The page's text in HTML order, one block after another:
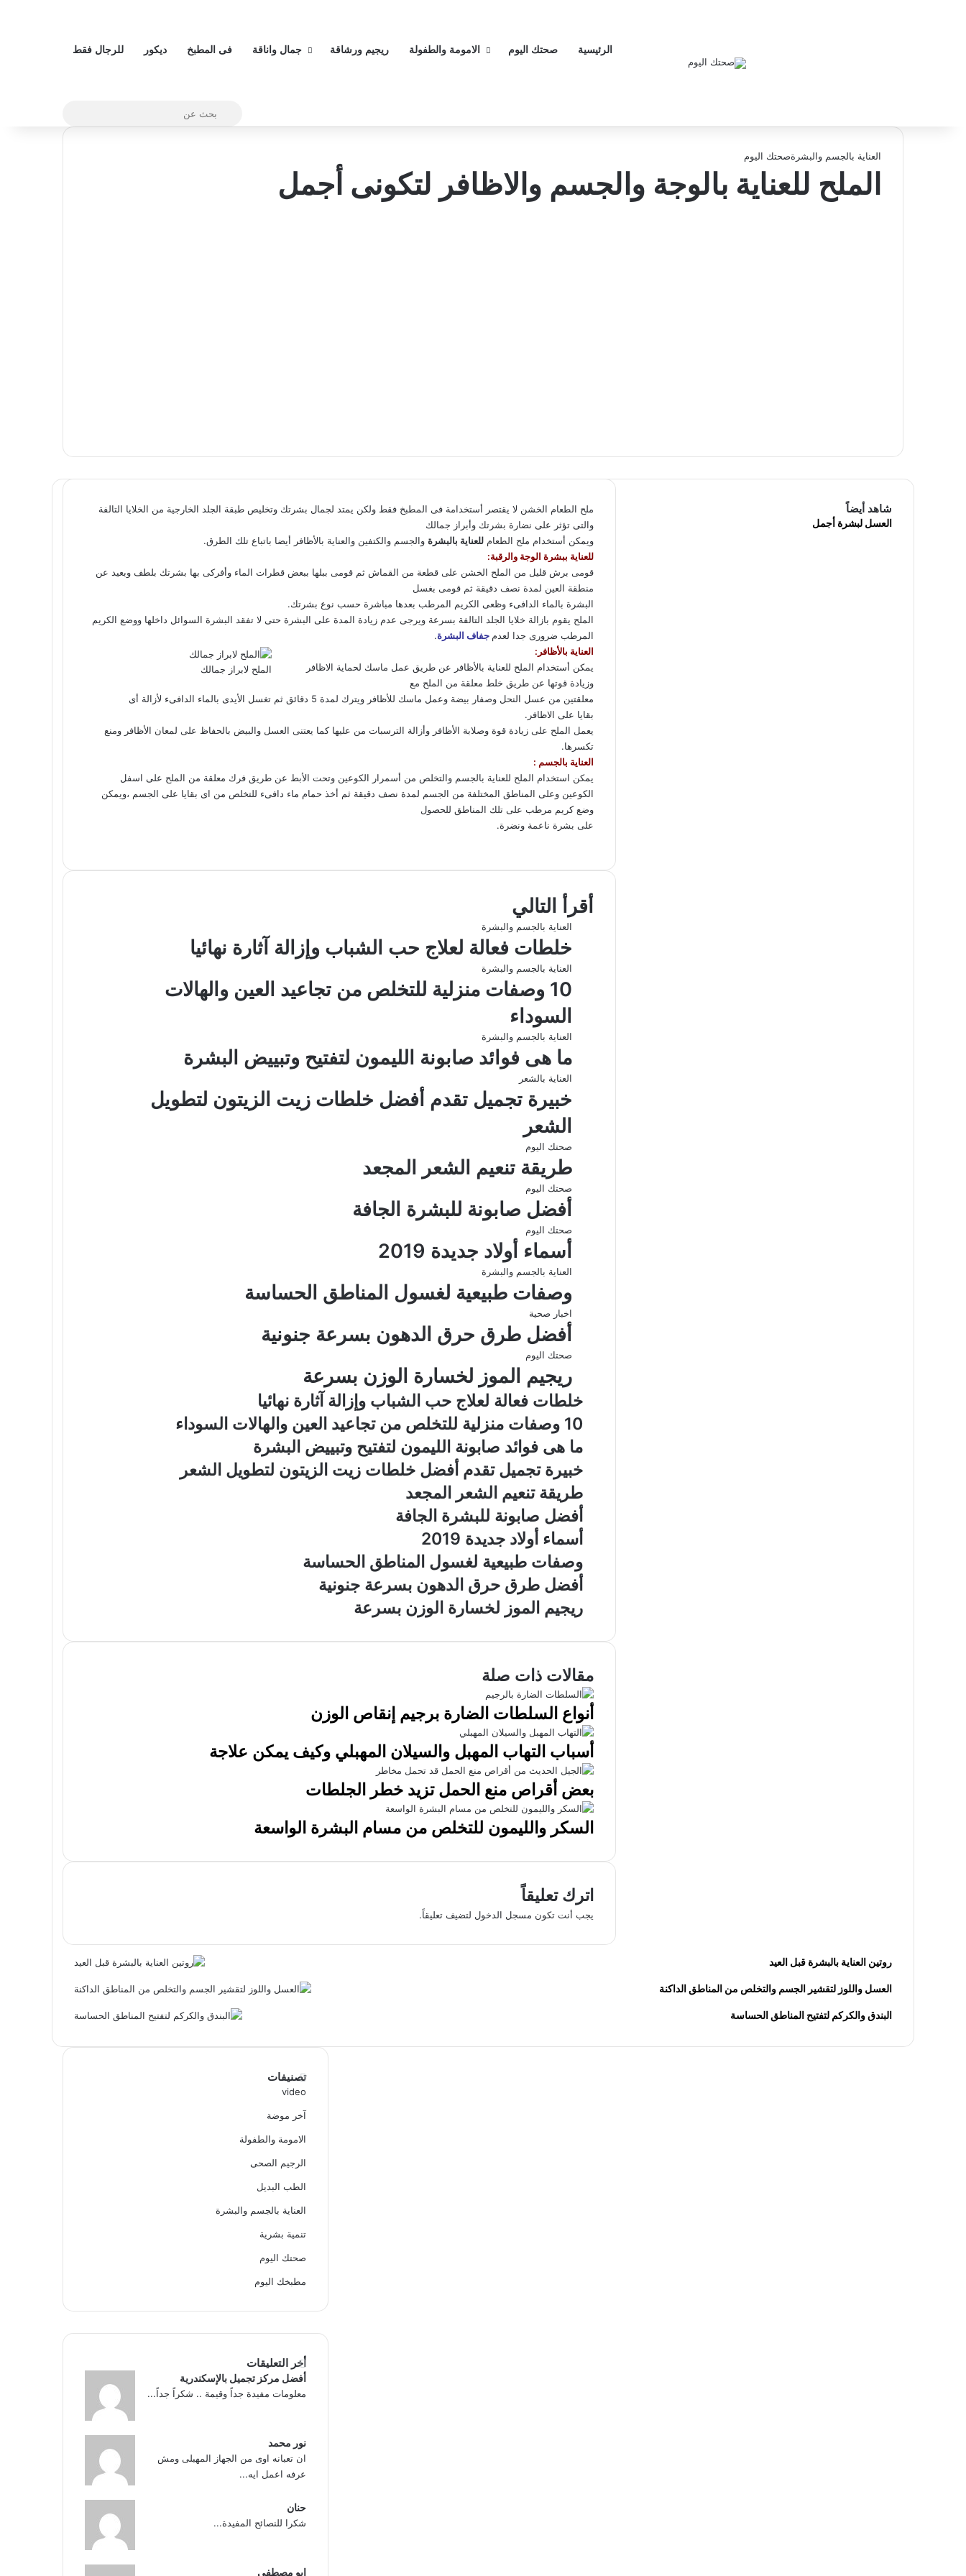
الرئيسية صحتك اليوم الامومة والطفولة ريجيم ورشاقة جمال واناقة فى المطبخ ديكور للرجال فقط
بحث
العناية بالجسم والبشرةصحتك اليوم
الملح للعناية بالوجة والجسم والاظافر لتكونى أجمل
ملح الطعام الخشن لا يقتصر أستخدامة فى المطبخ فقط ولكن يمتد لجمال بشرتك وتخليص طبقة الجلد الخارجية من الخلايا التالفة
والتى تؤثر على نضارة بشرتك وأبراز جمالك
ويمكن أستخدام ملح الطعام للعناية بالبشرة والجسم والكتفين والعناية بالأظافر أيضا باتباع تلك الطرق.
للعناية ببشرة الوجة والرقبة:
قومى برش قليل من الملح الخشن على قطعة من القماش ثم قومى ببلها ببعض قطرات الماء وأفركى بها بشرتك بلطف وبعيد عن
منطقة العين لمدة نصف دقيقة ثم قومى بغسل
البشرة بالماء الدافىء وظعى الكريم المرطب بعدها مباشرة حسب نوع بشرتك.
الملح يقوم بازالة خلايا الجلد التالفة بسرعة ويرجى عدم زيادة المدة على البشرة حتى لا تفقد البشرة السوائل داخلها ووضع الكريم
المرطب ضرورى جدا لعدم جفاف البشرة.
الملح لابراز جمالك
العناية بالأظافر:
يمكن أستخدام الملح للعناية بالأظافر عن طريق عمل ماسك لحماية الاظافر
وزيادة قوتها عن طريق خلط معلقة من الملح مع
معلقتين من عسل النحل وصفار بيضة وعمل ماسك للأظافر ويترك لمدة 5 دقائق ثم تغسل الأيدى بالماء الدافىء لأزالة أى
بقايا على الاظافر.
يعمل الملح على زيادة قوة وصلابة الأظافر وأزالة الترسبات من عليها كما يعتنى العسل والبيض بالحفاظ على لمعان الأظافر ومنع
تكسرها.
العناية بالجسم :
يمكن استخدام الملح للعناية بالجسم والتخلص من أسمرار الكوعين وتحت الأبط عن طريق فرك معلقة من الملح على اسفل
الكوعين وعلى المناطق المختلفة من الجسم لمدة نصف دقيقة ثم أخذ حمام ماء دافىء للتخلص من اى بقايا على الجسم ،ويمكن
وضع كريم مرطب على تلك المناطق للحصول
على بشرة ناعمة ونضرة.
س
و
ك
ن
د
إ
ت
ا
ب
ل
ا
ا
ة
ع
ا
أقرأ التالي
العناية بالجسم والبشرة
خلطات فعالة لعلاج حب الشباب وإزالة آثارة نهائيا
العناية بالجسم والبشرة
10 وصفات منزلية للتخلص من تجاعيد العين والهالات
السوداء
العناية بالجسم والبشرة
ما هى فوائد صابونة الليمون لتفتيح وتبييض البشرة
العناية بالشعر
خبيرة تجميل تقدم أفضل خلطات زيت الزيتون لتطويل
الشعر
صحتك اليوم
طريقة تنعيم الشعر المجعد
صحتك اليوم
أفضل صابونة للبشرة الجافة
صحتك اليوم
أسماء أولاد جديدة 2019
العناية بالجسم والبشرة
وصفات طبيعية لغسول المناطق الحساسة
اخبار صحية
أفضل طرق حرق الدهون بسرعة جنونية
صحتك اليوم
ريجيم الموز لخسارة الوزن بسرعة
خلطات فعالة لعلاج حب الشباب وإزالة آثارة نهائيا
10 وصفات منزلية للتخلص من تجاعيد العين والهالات السوداء
ما هى فوائد صابونة الليمون لتفتيح وتبييض البشرة
خبيرة تجميل تقدم أفضل خلطات زيت الزيتون لتطويل الشعر
طريقة تنعيم الشعر المجعد
أفضل صابونة للبشرة الجافة
أسماء أولاد جديدة 2019
وصفات طبيعية لغسول المناطق الحساسة
أفضل طرق حرق الدهون بسرعة جنونية
ريجيم الموز لخسارة الوزن بسرعة
مقالات ذات صلة
أنواع السلطات الضارة برجيم إنقاص الوزن
أسباب التهاب المهبل والسيلان المهبلي وكيف يمكن علاجة
بعض أقراص منع الحمل تزيد خطر الجلطات
السكر والليمون للتخلص من مسام البشرة الواسعة
اترك تعليقاً
يجب أنت تكون مسجل الدخول لتضيف تعليقاً.
شاهد أيضاً
العسل لبشرة أجمل
روتين العناية بالبشرة قبل العيد
العسل واللوز لتقشير الجسم والتخلص من المناطق الداكنة
البندق والكركم لتفتيح المناطق الحساسة
تصنيفات
video
آخر موضة
الامومة والطفولة
الرجيم الصحى
الطب البديل
العناية بالجسم والبشرة
تنمية بشرية
صحتك اليوم
مطبخك اليوم
أخر التعليقات
أفضل مركز تجميل بالإسكندرية
معلومات مفيدة جداً وقيمة .. شكراً جداً...
نور محمد
ان تعبانه اوى من الجهاز المهبلى ومش
عرفه اعمل ايه...
حنان
شكرا للنصائح المفيدة...
ابو مصطفى